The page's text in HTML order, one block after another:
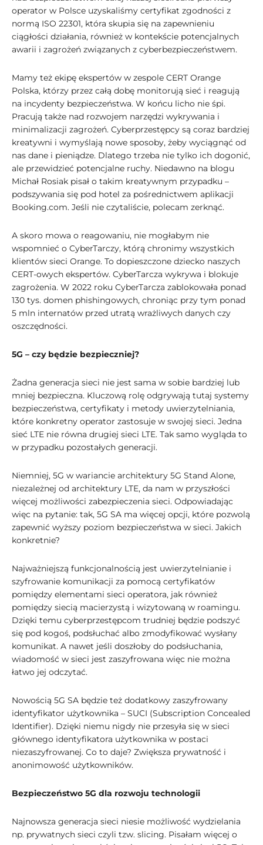
operator w Polsce uzyskaliśmy certyfikat zgodności z
normą ISO 22301, która skupia się na zapewnieniu
ciągłości działania, również w kontekście potencjalnych
awarii i zagrożeń związanych z cyberbezpieczeństwem.
Mamy też ekipę ekspertów w zespole CERT Orange
Polska, którzy przez całą dobę monitorują sieć i reagują
na incydenty bezpieczeństwa. W końcu licho nie śpi.
Pracują także nad rozwojem narzędzi wykrywania i
minimalizacji zagrożeń. Cyberprzestępcy są coraz bardziej
kreatywni i wymyślają nowe sposoby, żeby wyciągnąć od
nas dane i pieniądze. Dlatego trzeba nie tylko ich dogonić,
ale przewidzieć potencjalne ruchy. Niedawno na blogu
Michał Rosiak pisał o takim kreatywnym przypadku –
podszywania się pod hotel za pośrednictwem aplikacji
Booking.com. Jeśli nie czytaliście, polecam zerknąć.
A skoro mowa o reagowaniu, nie mogłabym nie
wspomnieć o CyberTarczy, którą chronimy wszystkich
klientów sieci Orange. To dopieszczone dziecko naszych
CERT-owych ekspertów. CyberTarcza wykrywa i blokuje
zagrożenia. W 2022 roku CyberTarcza zablokowała ponad
130 tys. domen phishingowych, chroniąc przy tym ponad
5 mln internatów przed utratą wrażliwych danych czy
oszczędności.
5G – czy będzie bezpieczniej?
Żadna generacja sieci nie jest sama w sobie bardziej lub
mniej bezpieczna. Kluczową rolę odgrywają tutaj systemy
bezpieczeństwa, certyfikaty i metody uwierzytelniania,
które konkretny operator zastosuje w swojej sieci. Jedna
sieć LTE nie równa drugiej sieci LTE. Tak samo wygląda to
w przypadku pozostałych generacji.
Niemniej, 5G w wariancie architektury 5G Stand Alone,
niezależnej od architektury LTE, da nam w przyszłości
więcej możliwości zabezpieczenia sieci. Odpowiadając
więc na pytanie: tak, 5G SA ma więcej opcji, które pozwolą
zapewnić wyższy poziom bezpieczeństwa w sieci. Jakich
konkretnie?
Najważniejszą funkcjonalnością jest uwierzytelnianie i
szyfrowanie komunikacji za pomocą certyfikatów
pomiędzy elementami sieci operatora, jak również
pomiędzy siecią macierzystą i wizytowaną w roamingu.
Dzięki temu cyberprzestępcom trudniej będzie podszyć
się pod kogoś, podsłuchać albo zmodyfikować wysłany
komunikat. A nawet jeśli doszłoby do podsłuchania,
wiadomość w sieci jest zaszyfrowana więc nie można
łatwo jej odczytać.
Nowością 5G SA będzie też dodatkowy zaszyfrowany
identyfikator użytkownika – SUCI (Subscription Concealed
Identifier). Dzięki niemu nigdy nie przesyła się w sieci
głównego identyfikatora użytkownika w postaci
niezaszyfrowanej. Co to daje? Zwiększa prywatność i
anonimowość użytkowników.
Bezpieczeństwo 5G dla rozwoju technologii
Najnowsza generacja sieci niesie możliwość wydzielania
np. prywatnych sieci czyli tzw. slicing. Pisałam więcej o